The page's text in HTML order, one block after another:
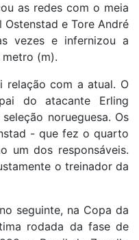
as redes com o meia
Ostenstad e Tore André
vezes e infernizou a
metro (m).
relação com a atual. O
do atacante Erling
norueguesa. Os
- que fez o quarto
um dos responsáveis.
o treinador da
seguinte, na Copa da
rodada da fase de